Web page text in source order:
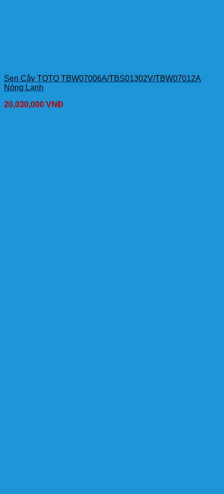
Sen Cây TOTO TBW07006A/TBS01302V/TBW07012A
Nóng Lạnh
20,030,000 VNĐ